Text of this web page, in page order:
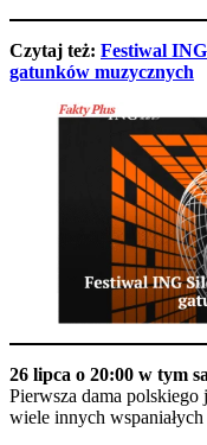
Czytaj też: Festiwal
gatunków muzycznych
26 lipca o 20:00 w tym
Pierwsza dama polskiego
wiele innych wspaniałych